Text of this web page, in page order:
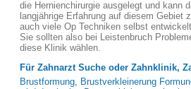
die Hernienchirurgie ausgelegt und kann
langjährige Erfahrung auf diesem Gebiet
auch viele Op Techniken selbst
Sie sollten also bei Leistenbruch
diese Klinik wählen.
Für Zahnarzt Suche oder Zahnklinik,
Brustformung, Brustverkleinerung